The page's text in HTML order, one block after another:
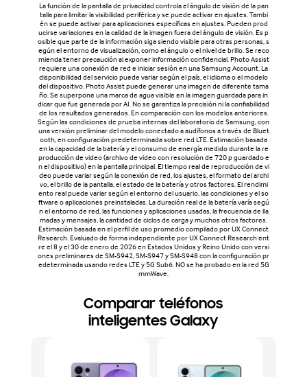
La función de la pantalla de privacidad controla el ángulo de visión de la pan
talla para limitar la visibilidad periférica y se puede activar en ajustes. Tambi
én se puede activar para aplicaciones específicas en ajustes. Pueden prod
ucirse variaciones en la calidad de la imagen fuera del ángulo de visión. Es p
osible que parte de la información siga siendo visible para otras personas, s
egún el entorno de visualización, como el ángulo o el nivel de brillo. Se reco
mienda tener precaución al exponer información confidencial. Photo Assist
requiere una conexión de red e iniciar sesión en una Samsung Account. La
disponibilidad del servicio puede variar según el país, el idioma o el modelo
del dispositivo. Photo Assist puede generar una imagen de diferente tama
ño. Se superpone una marca de agua visible en la imagen guardada para in
dicar que fue generada por AI. No se garantiza la precisión ni la confiabilidad
de los resultados generados. En comparación con los modelos anteriores.
Según las condiciones de prueba internas del laboratorio de Samsung, con
una versión preliminar del modelo conectado a audífonos a través de Bluet
ooth, en configuración predeterminada sobre red LTE. Estimación basada
en la capacidad de la batería y el consumo de energía medido durante la re
producción de video (archivo de video con resolución de 720 p guardado e
n el dispositivo) en la pantalla principal. El tiempo real de reproducción de vi
deo puede variar según la conexión de red, los ajustes, el formato del archi
vo, el brillo de la pantalla, el estado de la batería y otros factores. El rendimi
ento real puede variar según el entorno del usuario, las condiciones y el so
ftware o aplicaciones preinstaladas. La duración real de la batería varía segú
n el entorno de red, las funciones y aplicaciones usadas, la frecuencia de lla
madas y mensajes, la cantidad de ciclos de carga y muchos otros factores.
Estimación basada en el perfil de uso promedio compilado por UX Connect
Research. Evaluado de forma independiente por UX Connect Research ent
re el 8 y el 30 de enero de 2026 en Estados Unidos y Reino Unido con versi
ones preliminares de SM-S942, SM-S947 y SM-S948 con la configuración pr
edeterminada usando redes LTE y 5G Sub6. NO se ha probado en la red 5G
mmWave.
Comparar teléfonos
inteligentes Galaxy